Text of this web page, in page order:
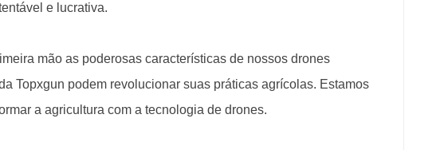
e lucrativa.
mão as poderosas características de nossos drones
Topxgun podem revolucionar suas práticas agrícolas. Estamos
a agricultura com a tecnologia de drones.